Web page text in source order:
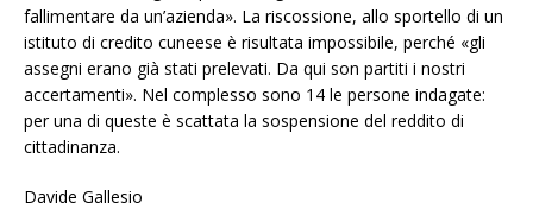
fallimentare da un’azienda». La riscossione, allo sportello di un
istituto di credito cuneese è risultata impossibile, perché «gli
assegni erano già stati prelevati. Da qui son partiti i nostri
accertamenti». Nel complesso sono 14 le persone indagate:
per una di queste è scattata la sospensione del reddito di
cittadinanza.
Davide Gallesio